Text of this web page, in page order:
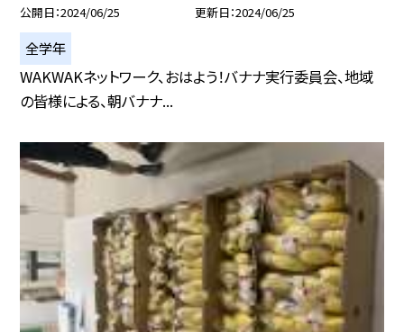
公開日 2024/06/25 更新日 2024/06/25
全学年
WAKWAKネットワーク、おはよう！バナナ実行委員会、地域
の皆様による、朝バナナ...